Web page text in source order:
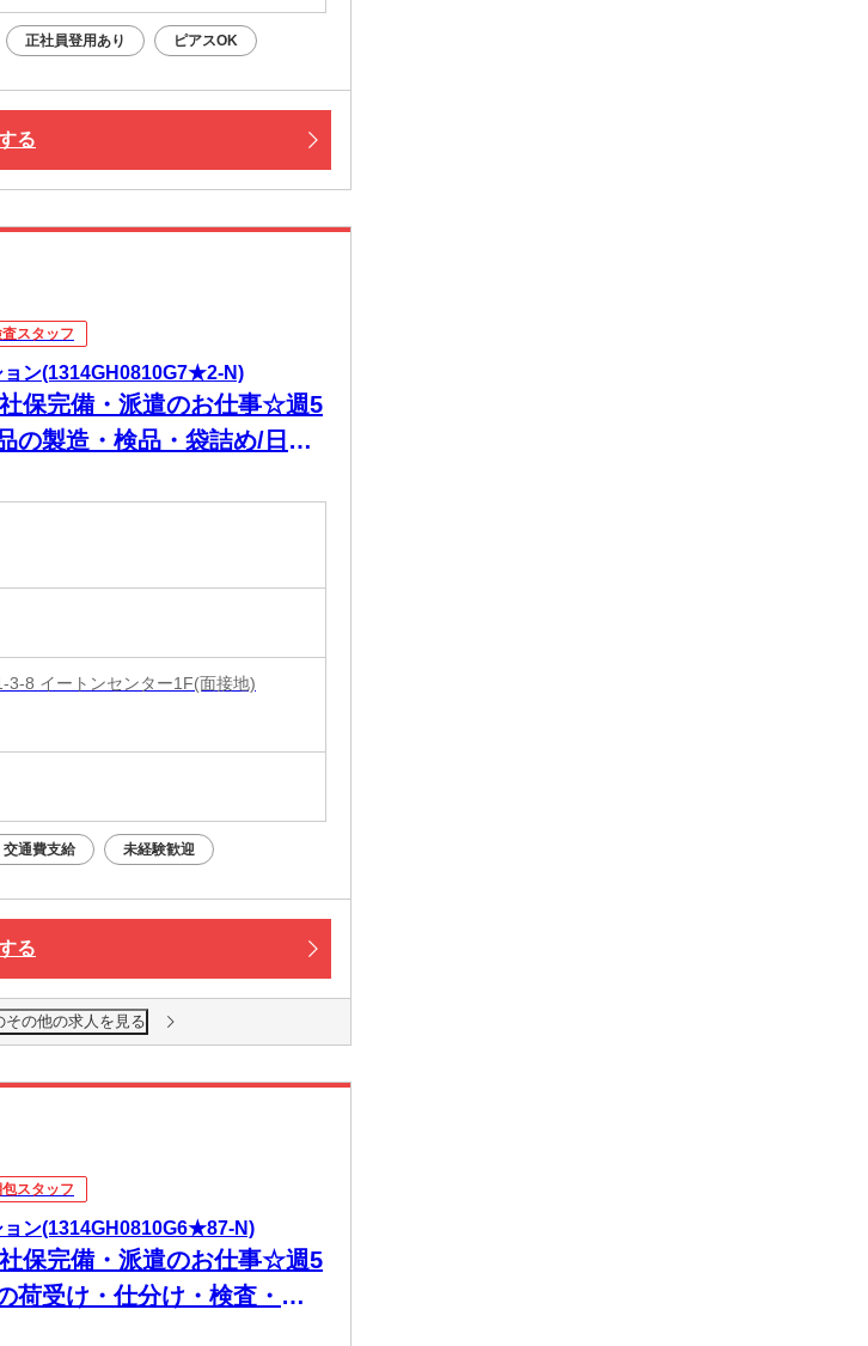
正社員登用あり ピアスOK
る
スタッフ
ン(1314GH0810G7★2-N)
社保完備・派遣のお仕事☆週5
の製造・検品・袋詰め/日払
3-8 イートンセンター1F(面接地)
交通費支給 未経験歓迎
る
の他の求人を見る
スタッフ
ン(1314GH0810G6★87-N)
社保完備・派遣のお仕事☆週5
荷受け・仕分け・検査・梱